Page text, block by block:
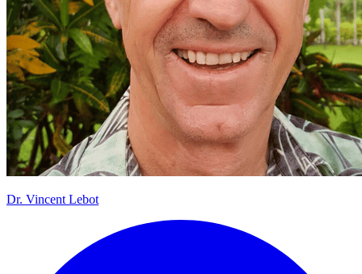
Dr. Vincent Lebot